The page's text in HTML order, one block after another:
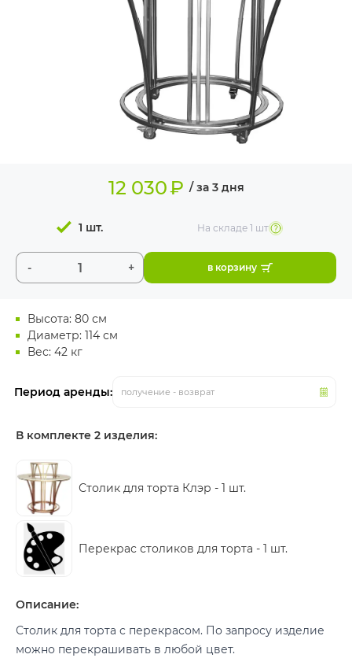
Высота: 80 см
Диаметр: 114 см
Вес: 42 кг
Период аренды: получение - возврат
12 030₽ / за 3 дня
- +
1 шт. На складе1 шт
в корзину
В комплекте 2 изделия:
Столик для торта Клэр - 1 шт.
Перекрас столиков для торта - 1 шт.
Описание:
Столик для торта с перекрасом. По запросу изделие
можно перекрашивать в любой цвет.